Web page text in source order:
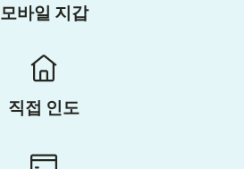
모바일 지갑
직접 인도